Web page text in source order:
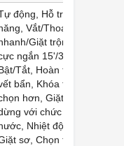
động, Hỗ trợ ủi, Vải chức
Vắt/Thoát nước, Giặt
Giặt trộn, Xả, Chu
ngắn 15'/30', Cài đặt
Tắt, Hoàn thiện, Chọn
bẩn, Khóa trẻ em,
hơn, Giặt ít, Bắt đầu/
với chức năng tải lại,
Nhiệt độ,
sơ, Chọn tốc độ vắt